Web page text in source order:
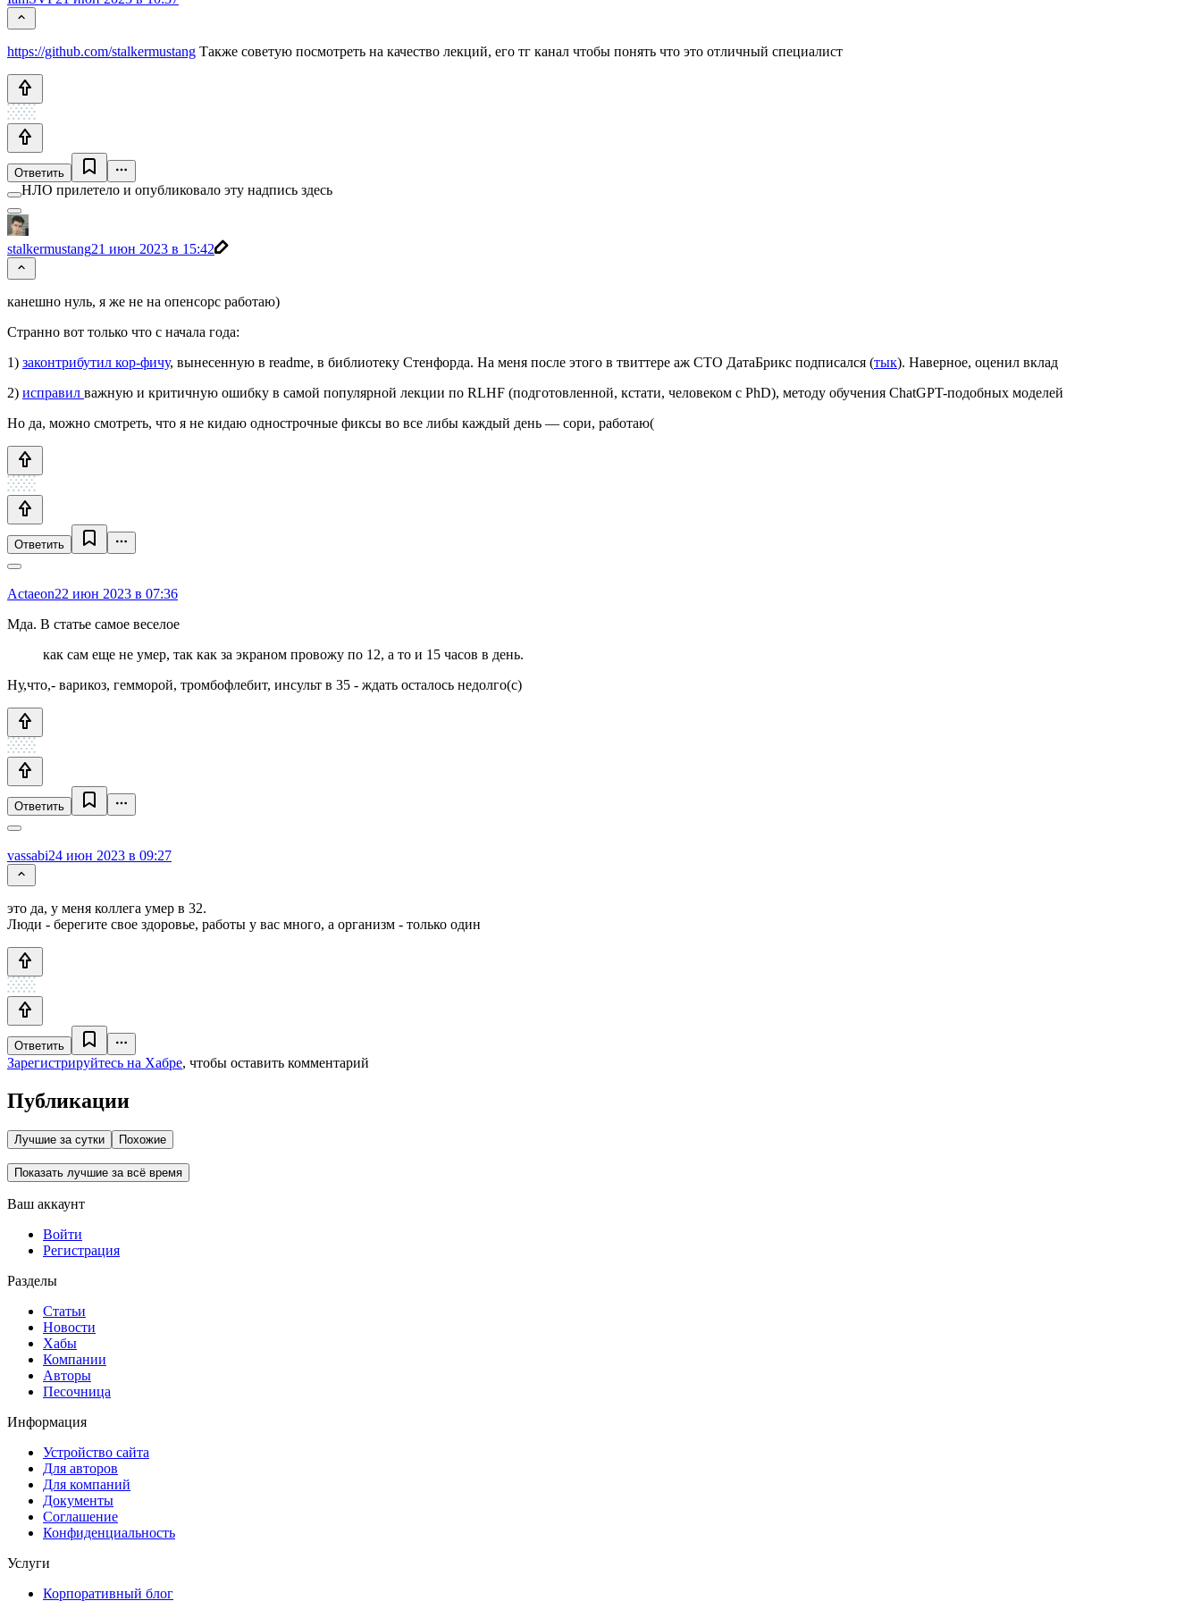
https://github.com/stalkermustang Также советую посмотреть на качество лекций, его тг канал чтобы понять что это отличный специалист
Ответить
НЛО прилетело и опубликовало эту надпись здесь
stalkermustang21 июн 2023 в 15:42
канешно нуль, я же не на опенсорс работаю)
Странно вот только что с начала года:
1) законтрибутил кор-фичу, вынесенную в readme, в библиотеку Стенфорда. На меня после этого в твиттере аж СТО ДатаБрикс подписался (тык). Наверное, оценил вклад
2) исправил важную и критичную ошибку в самой популярной лекции по RLHF (подготовленной, кстати, человеком с PhD), методу обучения ChatGPT-подобных моделей
Но да, можно смотреть, что я не кидаю однострочные фиксы во все либы каждый день — сори, работаю(
Ответить
Actaeon22 июн 2023 в 07:36
Мда. В статье самое веселое
как сам еще не умер, так как за экраном провожу по 12, а то и 15 часов в день.
Ну,что,- варикоз, гемморой, тромбофлебит, инсульт в 35 - ждать осталось недолго(с)
Ответить
vassabi24 июн 2023 в 09:27
это да, у меня коллега умер в 32.
Люди - берегите свое здоровье, работы у вас много, а организм - только один
Ответить
Зарегистрируйтесь на Хабре, чтобы оставить комментарий
Публикации
Лучшие за сутки Похожие
Показать лучшие за всё время
Ваш аккаунт
Войти
Регистрация
Разделы
Статьи
Новости
Хабы
Компании
Авторы
Песочница
Информация
Устройство сайта
Для авторов
Для компаний
Документы
Соглашение
Конфиденциальность
Услуги
Корпоративный блог